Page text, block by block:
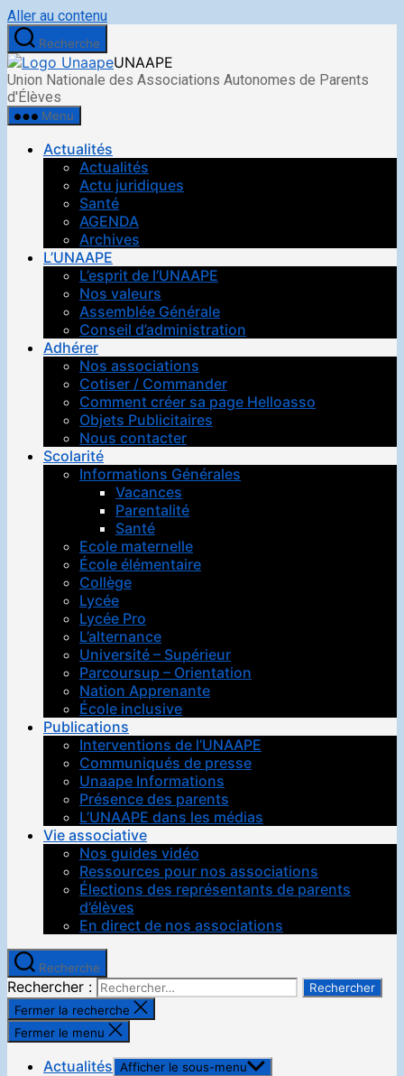
Aller au contenu
Recherche
UNAAPE
Union Nationale des Associations Autonomes de Parents
d'Élèves
Menu
Actualités
Actualités
Actu juridiques
Santé
AGENDA
Archives
L’UNAAPE
L’esprit de l’UNAAPE
Nos valeurs
Assemblée Générale
Conseil d’administration
Adhérer
Nos associations
Cotiser / Commander
Comment créer sa page Helloasso
Objets Publicitaires
Nous contacter
Scolarité
Informations Générales
Vacances
Parentalité
Santé
Ecole maternelle
École élémentaire
Collège
Lycée
Lycée Pro
L’alternance
Université – Supérieur
Parcoursup – Orientation
Nation Apprenante
École inclusive
Publications
Interventions de l’UNAAPE
Communiqués de presse
Unaape Informations
Présence des parents
L’UNAAPE dans les médias
Vie associative
Nos guides vidéo
Ressources pour nos associations
Élections des représentants de parents
d’élèves
En direct de nos associations
Recherche
Rechercher :
Fermer la recherche
Fermer le menu
Actualités Afficher le sous-menu